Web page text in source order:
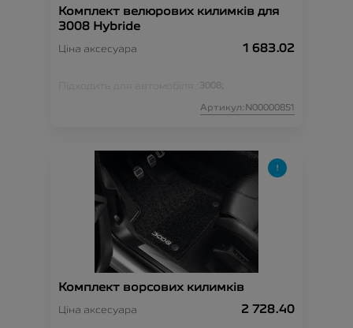
Комплект велюрових килимків для
3008 Hybride
Ціна аксесуара 1 683.02
Підходить для автомобіля : 3008;
Артикул:N00000851
Комплект ворсових килимків
Ціна аксесуара 2 728.40